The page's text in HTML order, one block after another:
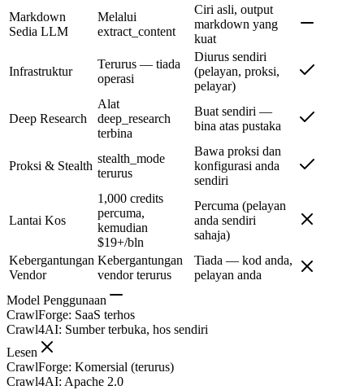
Markdown
Sedia LLM
Melalui
extract_content
Ciri asli, output
markdown yang
kuat
Infrastruktur
Terurus — tiada
operasi
Diurus sendiri
(pelayan, proksi,
pelayar)
Deep Research
Alat
deep_research
terbina
Buat sendiri —
bina atas pustaka
Proksi & Stealth
stealth_mode
terurus
Bawa proksi dan
konfigurasi anda
sendiri
Lantai Kos
1,000 credits
percuma,
kemudian
$19+/bln
Percuma (pelayan
anda sendiri
sahaja)
Kebergantungan
Vendor
Kebergantungan
vendor terurus
Tiada — kod anda,
pelayan anda
Model Penggunaan
CrawlForge: SaaS terhos
Crawl4AI: Sumber terbuka, hos sendiri
Lesen
CrawlForge: Komersial (terurus)
Crawl4AI: Apache 2.0